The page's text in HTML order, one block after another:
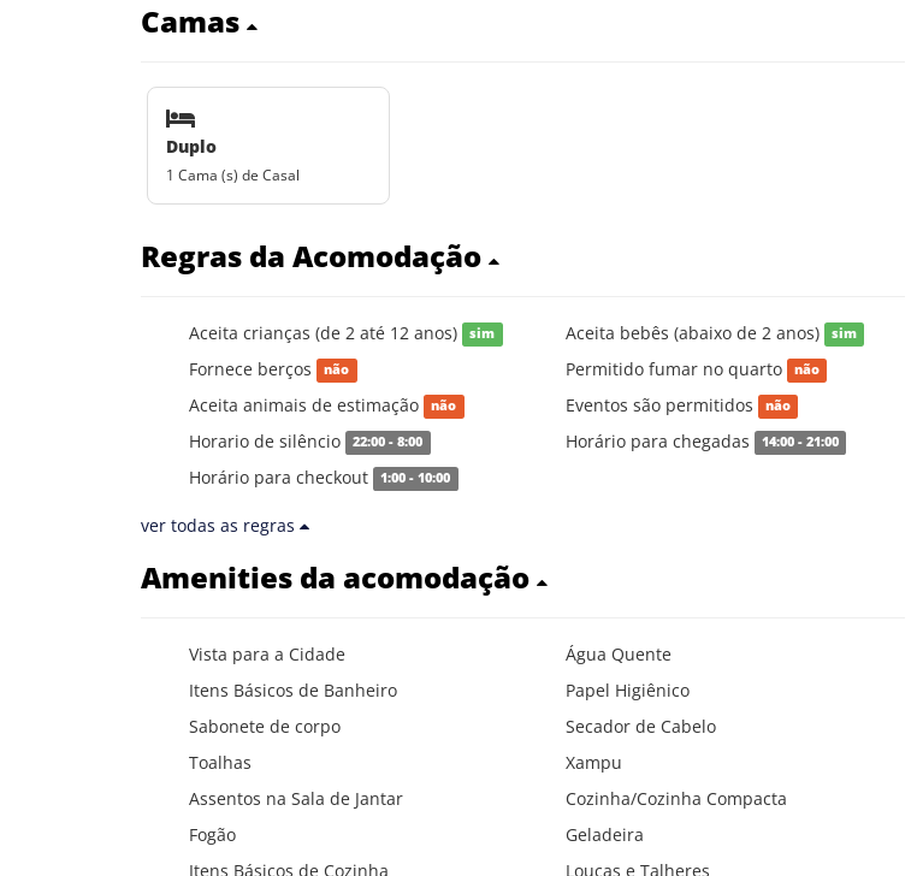
Camas
Duplo
1 Cama (s) de Casal
Regras da Acomodação
Aceita crianças (de 2 até 12 anos) sim Aceita bebês (abaixo de 2 anos) sim
Fornece berços não Permitido fumar no quarto não
Aceita animais de estimação não Eventos são permitidos não
Horario de silêncio 22:00 - 8:00 Horário para chegadas 14:00 - 21:00
Horário para checkout 1:00 - 10:00
ver todas as regras
Amenities da acomodação
Vista para a Cidade
Água Quente
Itens Básicos de Banheiro
Papel Higiênico
Sabonete de corpo
Secador de Cabelo
Toalhas
Xampu
Assentos na Sala de Jantar
Cozinha/Cozinha Compacta
Fogão
Geladeira
Itens Básicos de Cozinha
Louças e Talheres